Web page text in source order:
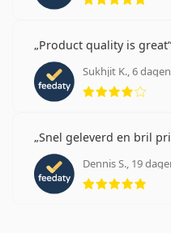
Product quality is great
Sukhjit K., 6
Snel geleverd en bril
Dennis S., 19